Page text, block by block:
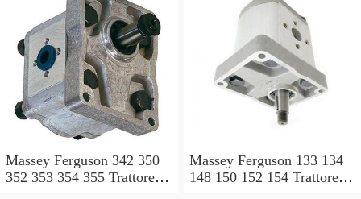
Massey Ferguson 342 350
352 353 354 355 Trattore
Massey Ferguson 133 134
148 150 152 154 Trattore